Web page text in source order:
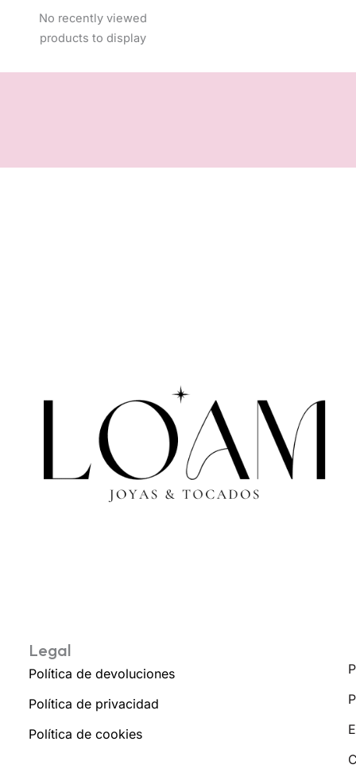
No recently viewed
products to display
Legal
Política de devoluciones
Política de privacidad
Política de cookies